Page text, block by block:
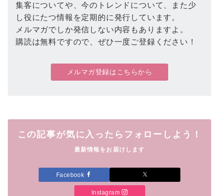
集客についてや、今のトレンドについて、また少
し役にたつ情報を定期的に発行しています。
メルマガでしか発信しない内容もありますよ。
購読は無料ですので、ぜひ一度ご登録ください！
メルマガ登録はこちらから
この記事が気に入ったらフォローしよう！
最新情報をお届けします
Facebook
Instagram